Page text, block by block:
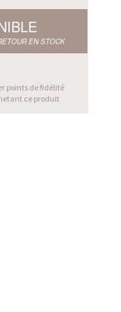
EN STOCK
points de fidélité
ce produit